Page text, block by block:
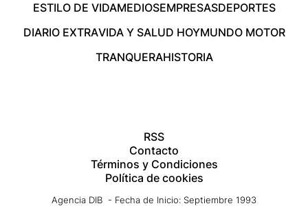
ESTILO DE VIDAMEDIOSEMPRESASDEPORTES
DIARIO EXTRAVIDA Y SALUD HOYMUNDO MOTOR
TRANQUERAHISTORIA
RSS
Contacto
Términos y Condiciones
Política de cookies
Agencia DIB - Fecha de Inicio: Septiembre 1993